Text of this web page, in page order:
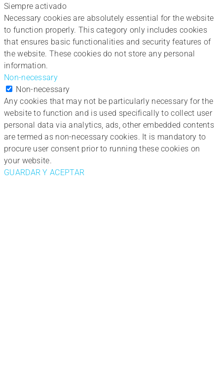
Siempre activado
Necessary cookies are absolutely essential for the website
to function properly. This category only includes cookies
that ensures basic functionalities and security features of
the website. These cookies do not store any personal
information.
Non-necessary
Non-necessary
Any cookies that may not be particularly necessary for the
website to function and is used specifically to collect user
personal data via analytics, ads, other embedded contents
are termed as non-necessary cookies. It is mandatory to
procure user consent prior to running these cookies on
your website.
GUARDAR Y ACEPTAR